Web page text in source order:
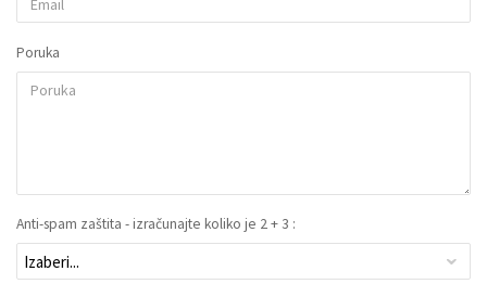
Poruka
Anti-spam zaštita - izračunajte koliko je 2 + 3 :